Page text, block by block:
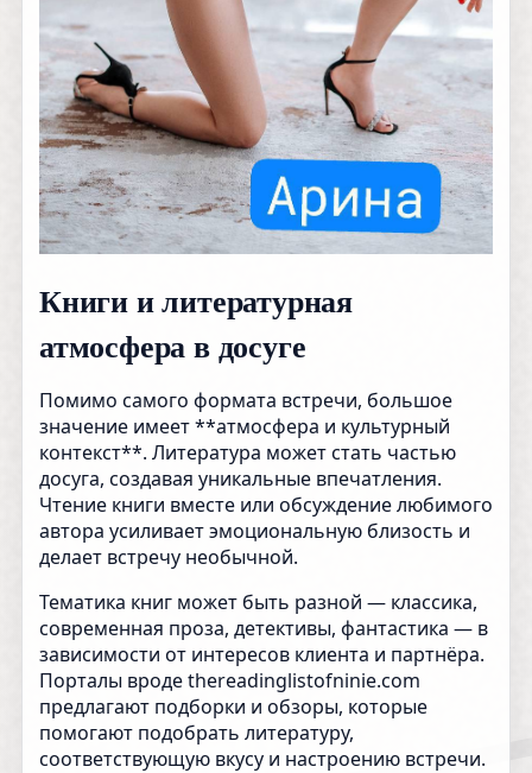
Книги и литературная
атмосфера в досуге
Помимо самого формата встречи, большое
значение имеет **атмосфера и культурный
контекст**. Литература может стать частью
досуга, создавая уникальные впечатления.
Чтение книги вместе или обсуждение любимого
автора усиливает эмоциональную близость и
делает встречу необычной.
Тематика книг может быть разной — классика,
современная проза, детективы, фантастика — в
зависимости от интересов клиента и партнёра.
Порталы вроде thereadinglistofninie.com
предлагают подборки и обзоры, которые
помогают подобрать литературу,
соответствующую вкусу и настроению встречи.